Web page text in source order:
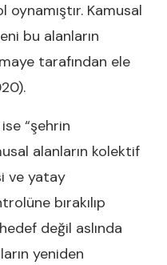
Kamusal
bu alanların
tarafından ele
“şehrin
alanların kolektif
ve yatay
bırakılıp
değil aslında
yeniden